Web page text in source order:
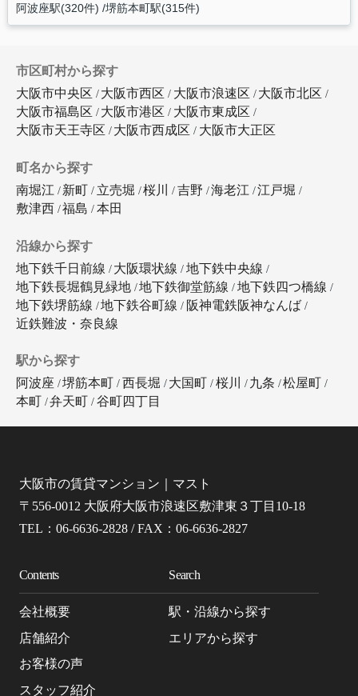
阿波座駅(320件) 堺筋本町駅(315件)
市区町村から探す
大阪市中央区
大阪市西区 大阪市浪速区
大阪市北区
大阪市福島区
大阪市港区
大阪市東成区
大阪市天王寺区
大阪市西成区 大阪市大正区
町名から探す
南堀江
新町 立売堀 桜川 吉野 海老江
江戸堀
敷津西
福島 本田
沿線から探す
地下鉄千日前線
大阪環状線 地下鉄中央線
地下鉄長堀鶴見緑地
地下鉄御堂筋線 地下鉄四つ橋線
地下鉄堺筋線
地下鉄谷町線 阪神電鉄阪神なんば
近鉄難波・奈良線
駅から探す
阿波座
堺筋本町 西長堀 大国町 桜川 九条
松屋町
本町
弁天町 谷町四丁目
大阪市の賃貸マンション｜マスト
〒556-0012 大阪府大阪市浪速区敷津東３丁目10-18
TEL：06-6636-2828 / FAX：06-6636-2827
Contents
会社概要
店舗紹介
お客様の声
スタッフ紹介
Search
駅・沿線から探す
エリアから探す